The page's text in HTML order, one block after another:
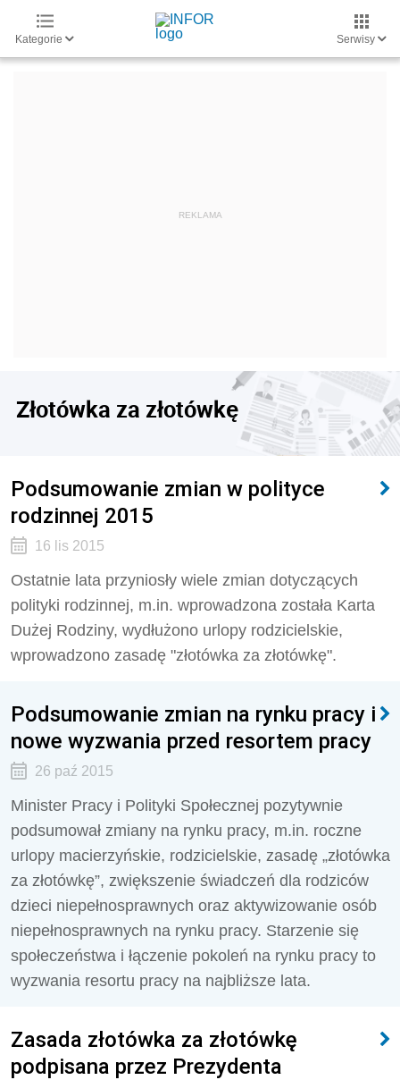
Kategorie Serwisy
Złotówka za złotówkę
Podsumowanie zmian w polityce
rodzinnej 2015
16 lis 2015
Ostatnie lata przyniosły wiele zmian dotyczących
polityki rodzinnej, m.in. wprowadzona została Karta
Dużej Rodziny, wydłużono urlopy rodzicielskie,
wprowadzono zasadę "złotówka za złotówkę".
Podsumowanie zmian na rynku pracy i
nowe wyzwania przed resortem pracy
26 paź 2015
Minister Pracy i Polityki Społecznej pozytywnie
podsumował zmiany na rynku pracy, m.in. roczne
urlopy macierzyńskie, rodzicielskie, zasadę „złotówka
za złotówkę”, zwiększenie świadczeń dla rodziców
dzieci niepełnosprawnych oraz aktywizowanie osób
niepełnosprawnych na rynku pracy. Starzenie się
społeczeństwa i łączenie pokoleń na rynku pracy to
wyzwania resortu pracy na najbliższe lata.
Zasada złotówka za złotówkę
podpisana przez Prezydenta